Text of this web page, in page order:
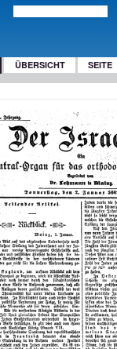
ÜBERSICHT SEITE